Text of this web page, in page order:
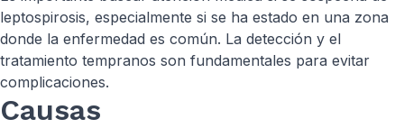
leptospirosis, especialmente si se ha estado en una zona
donde la enfermedad es común. La detección y el
tratamiento tempranos son fundamentales para evitar
complicaciones.
Causas